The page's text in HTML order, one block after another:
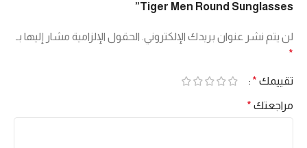
Tiger Men Round Sunglasses”
لن يتم نشر عنوان بريدك الإلكتروني. الحقول الإلزامية مشار إليها بـ
*
تقييمك *
مراجعتك *